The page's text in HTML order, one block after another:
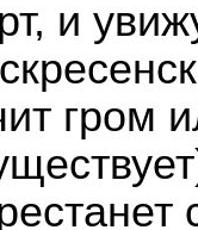
и
гром